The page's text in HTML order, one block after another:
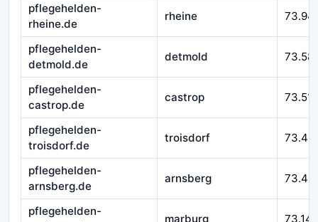
pflegehelden-
rheine.de
rheine
pflegehelden-
detmold.de
detmold
pflegehelden-
castrop.de
castrop 73.518
pflegehelden-
troisdorf.de
troisdorf
pflegehelden-
arnsberg.de
arnsberg
pflegehelden-
marburg 73.147